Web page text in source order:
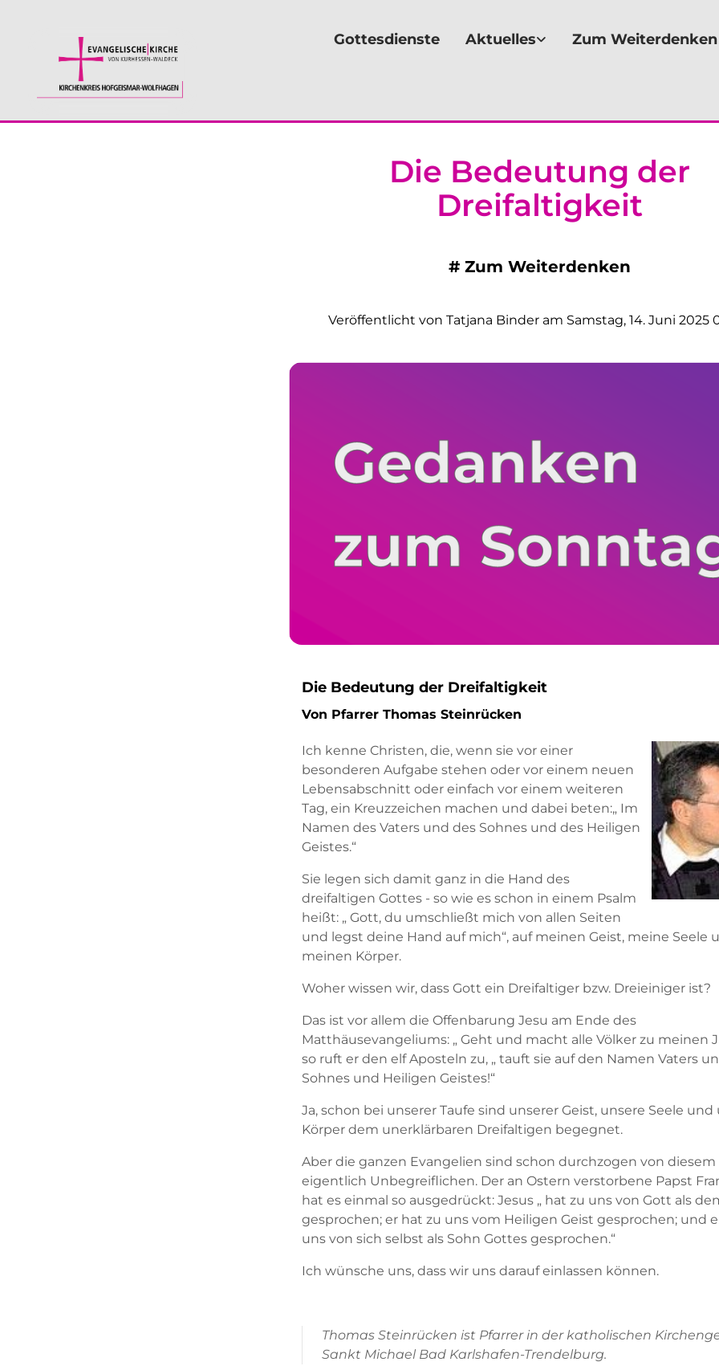
Gottesdienste Aktuelles Zum Weiterdenken
Die Bedeutung der
Dreifaltigkeit
# Zum Weiterdenken
Veröffentlicht von Tatjana Binder am Samstag, 14. Juni 2025
Die Bedeutung der Dreifaltigkeit
Von Pfarrer Thomas Steinrücken
Ich kenne Christen, die, wenn sie vor einer
besonderen Aufgabe stehen oder vor einem neuen
Lebensabschnitt oder einfach vor einem weiteren
Tag, ein Kreuzzeichen machen und dabei beten:„ Im
Namen des Vaters und des Sohnes und des Heiligen
Geistes.“
Sie legen sich damit ganz in die Hand des
dreifaltigen Gottes - so wie es schon in einem Psalm
heißt: „ Gott, du umschließt mich von allen Seiten
und legst deine Hand auf mich“, auf meinen Geist, meine Seele
meinen Körper.
Woher wissen wir, dass Gott ein Dreifaltiger bzw. Dreieiniger ist?
Das ist vor allem die Offenbarung Jesu am Ende des
Matthäusevangeliums: „ Geht und macht alle Völker zu meinen
so ruft er den elf Aposteln zu, „ tauft sie auf den Namen Vaters
Sohnes und Heiligen Geistes!“
Ja, schon bei unserer Taufe sind unserer Geist, unsere Seele und
Körper dem unerklärbaren Dreifaltigen begegnet.
Aber die ganzen Evangelien sind schon durchzogen von diesem
eigentlich Unbegreiflichen. Der an Ostern verstorbene Papst
hat es einmal so ausgedrückt: Jesus „ hat zu uns von Gott als
gesprochen; er hat zu uns vom Heiligen Geist gesprochen; und
uns von sich selbst als Sohn Gottes gesprochen.“
Ich wünsche uns, dass wir uns darauf einlassen können.
Thomas Steinrücken ist Pfarrer in der katholischen
Sankt Michael Bad Karlshafen-Trendelburg.